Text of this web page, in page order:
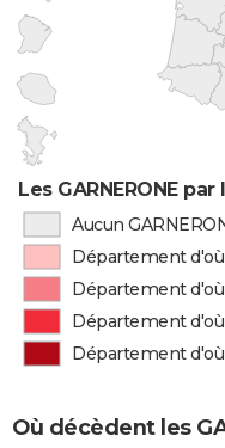
Les GARNERONE
Aucun
Département
Département d'où
Département
Département
Où décèdent les